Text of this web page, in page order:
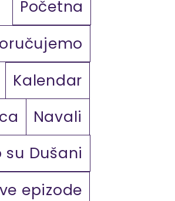
Početna
Kalendar
Navali
su Dušani
epizode